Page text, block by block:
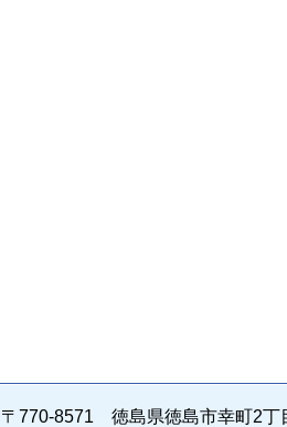
〒770-8571 徳島県徳島市幸町2丁